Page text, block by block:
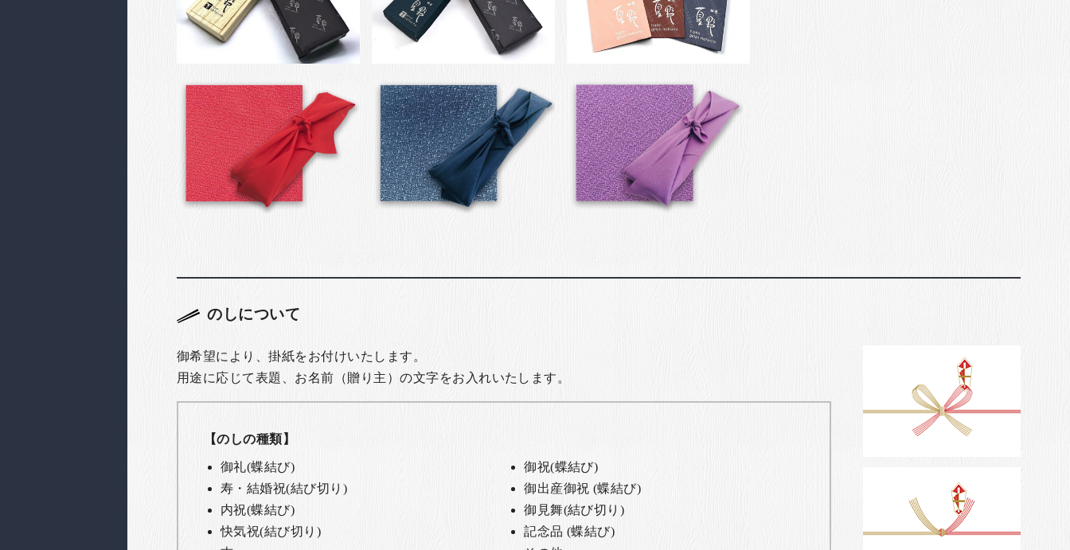
のしについて
御希望により、掛紙をお付けいたします。
用途に応じて表題、お名前（贈り主）の文字をお入れいたします。
【のしの種類】
御礼(蝶結び)
御祝(蝶結び)
寿・結婚祝(結び切り)
御出産御祝 (蝶結び)
内祝(蝶結び)
御見舞(結び切り)
快気祝(結び切り)
記念品 (蝶結び)